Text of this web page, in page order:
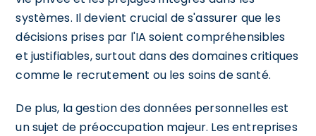
systèmes. Il devient crucial de s'assurer que les
décisions prises par l'IA soient compréhensibles
et justifiables, surtout dans des domaines critiques
comme le recrutement ou les soins de santé.
De plus, la gestion des données personnelles est
un sujet de préoccupation majeur. Les entreprises